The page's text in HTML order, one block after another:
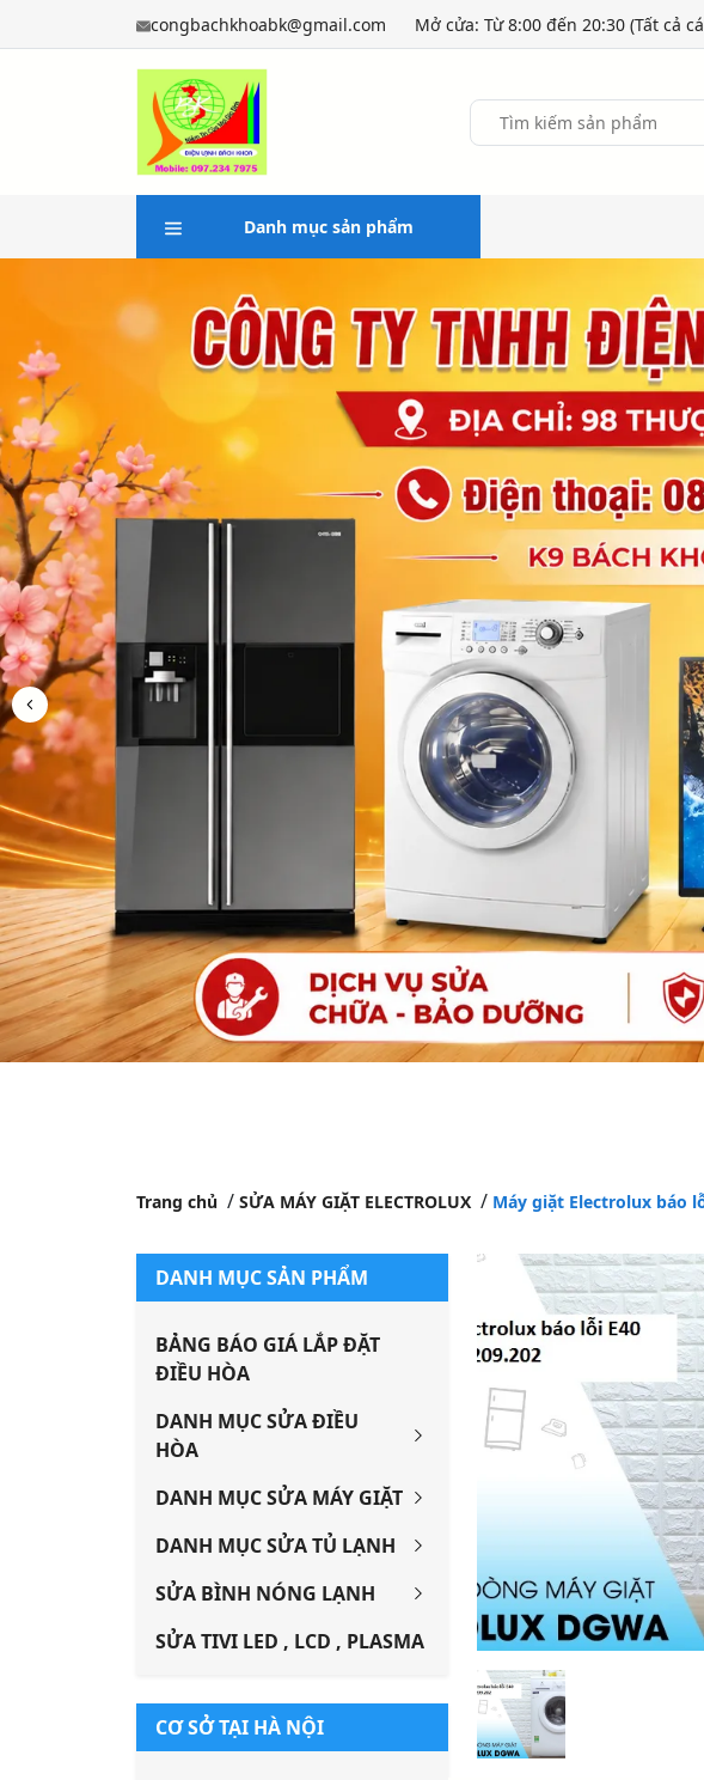
congbachkhoabk@gmail.com Mở cửa: Từ 8:00 đến 20:30 (Tất cả
Danh mục sản phẩm
Trang chủ SỬA MÁY GIẶT ELECTROLUX Máy giặt Electrolux báo
DANH MỤC SẢN PHẨM
BẢNG BÁO GIÁ LẮP ĐẶT
ĐIỀU HÒA
DANH MỤC SỬA ĐIỀU
HÒA
DANH MỤC SỬA MÁY GIẶT
DANH MỤC SỬA TỦ LẠNH
SỬA BÌNH NÓNG LẠNH
SỬA TIVI LED , LCD , PLASMA
CƠ SỞ TẠI HÀ NỘI